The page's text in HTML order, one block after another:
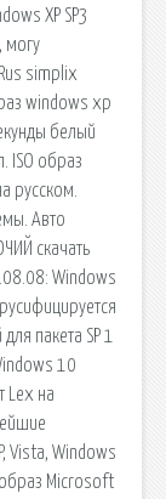
XP SP3
могу
simplix
windows xp
белый
ISO образ
русском.
Авто
скачать
Windows
пакета SP 1
10
Lex на
Vista, Windows
Microsoft